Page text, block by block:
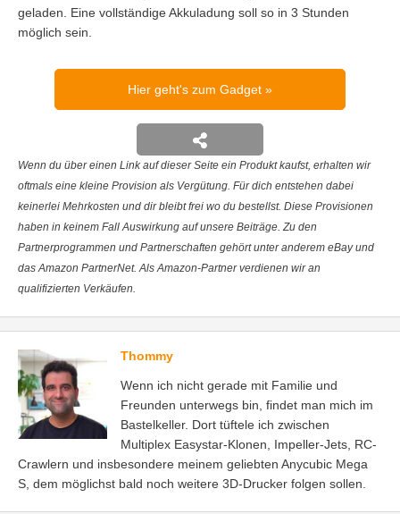
geladen. Eine vollständige Akkuladung soll so in 3 Stunden
möglich sein.
Hier geht's zum Gadget
Wenn du über einen Link auf dieser Seite ein Produkt kaufst, erhalten wir
oftmals eine kleine Provision als Vergütung. Für dich entstehen dabei
keinerlei Mehrkosten und dir bleibt frei wo du bestellst. Diese Provisionen
haben in keinem Fall Auswirkung auf unsere Beiträge. Zu den
Partnerprogrammen und Partnerschaften gehört unter anderem eBay und
das Amazon PartnerNet. Als Amazon-Partner verdienen wir an
qualifizierten Verkäufen.
Thommy
Wenn ich nicht gerade mit Familie und
Freunden unterwegs bin, findet man mich im
Bastelkeller. Dort tüftele ich zwischen
Multiplex Easystar-Klonen, Impeller-Jets, RC-
Crawlern und insbesondere meinem geliebten Anycubic Mega
S, dem möglichst bald noch weitere 3D-Drucker folgen sollen.